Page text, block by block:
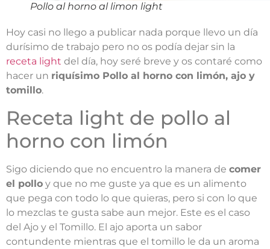
Pollo al horno al limon light
Hoy casi no llego a publicar nada porque llevo un día
durísimo de trabajo pero no os podía dejar sin la
receta light del día, hoy seré breve y os contaré como
hacer un riquísimo Pollo al horno con limón, ajo y
tomillo.
Receta light de pollo al
horno con limón
Sigo diciendo que no encuentro la manera de comer
el pollo y que no me guste ya que es un alimento
que pega con todo lo que quieras, pero si con lo que
lo mezclas te gusta sabe aun mejor. Este es el caso
del Ajo y el Tomillo. El ajo aporta un sabor
contundente mientras que el tomillo le da un aroma